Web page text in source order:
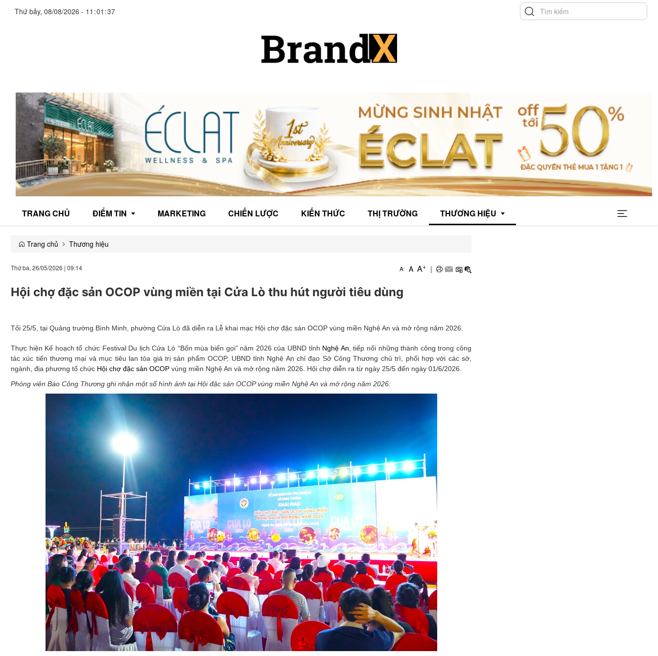
Thứ bảy, 08/08/2026 - 11 :01 :40
TRANG CHỦ ĐIỂM TIN
Đời sống
Emagazine
MARKETING CHIẾN LƯỢC KIẾN THỨC THỊ TRƯỜNG THƯƠNG HIỆU
Trang chủ Thương hiệu
Thứ ba, 26/05/2026 | 09:14 A- A A+ |
Hội chợ đặc sản OCOP vùng miền tại Cửa Lò thu hút người tiêu dùng
Tối 25/5, tại Quảng trường Bình Minh, phường Cửa Lò đã diễn ra Lễ khai mạc Hội chợ đặc sản OCOP vùng miền Nghệ An và mở rộng năm 2026.
Thực hiện Kế hoạch tổ chức Festival Du lịch Cửa Lò “Bốn mùa biển gọi” năm 2026 của UBND tỉnh Nghệ An , tiếp nối những thành công trong công
tác xúc tiến thương mại và mục tiêu lan tỏa giá trị sản phẩm OCOP, UBND tỉnh Nghệ An chỉ đạo Sở Công Thương chủ trì, phối hợp với các sở,
ngành, địa phương tổ chức Hội chợ đặc sản OCOP vùng miền Nghệ An và mở rộng năm 2026. Hội chợ diễn ra từ ngày 25/5 đến ngày 01/6/2026.
Phóng viên Báo Công Thương ghi nhận một số hình ảnh tại Hội đặc sản OCOP vùng miền Nghệ An và mở rộng năm 2026: